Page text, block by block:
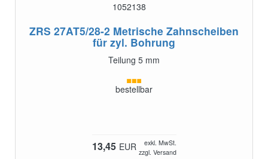
1052138
ZRS 27AT5/28-2 Metrische Zahnscheiben
für zyl. Bohrung
Teilung 5 mm
bestellbar
13,45 EUR
exkl. MwSt.
zzgl. Versand